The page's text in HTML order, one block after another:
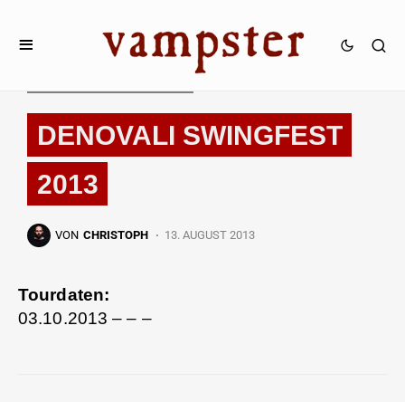
DENOVALI SWINGFEST
2013
VON CHRISTOPH 13. AUGUST 2013
Tourdaten:
03.10.2013 – – –